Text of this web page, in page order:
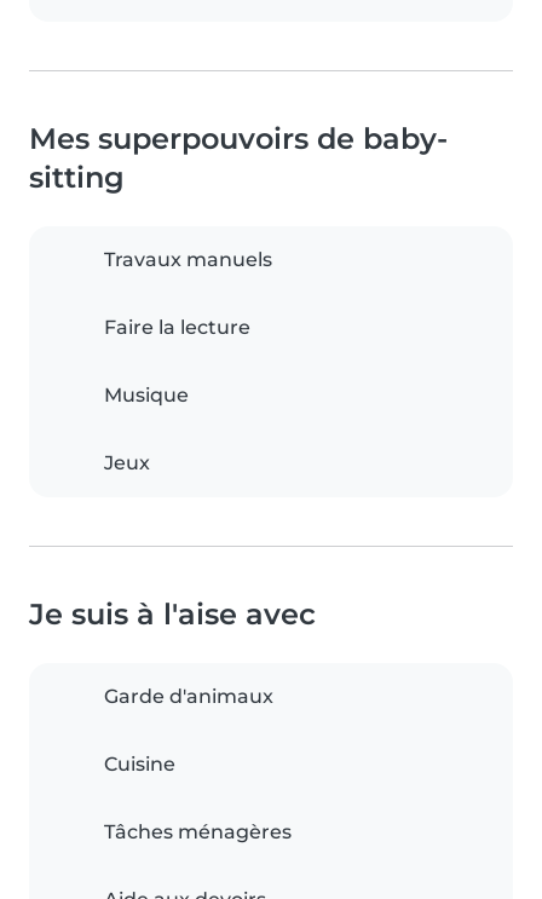
Mes superpouvoirs de baby-
sitting
Travaux manuels
Faire la lecture
Musique
Jeux
Je suis à l'aise avec
Garde d'animaux
Cuisine
Tâches ménagères